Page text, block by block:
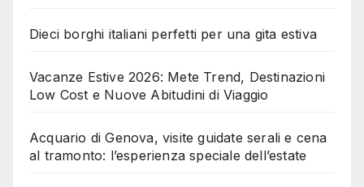
Dieci borghi italiani perfetti per una gita estiva
Vacanze Estive 2026: Mete Trend, Destinazioni
Low Cost e Nuove Abitudini di Viaggio
Acquario di Genova, visite guidate serali e cena
al tramonto: l’esperienza speciale dell’estate